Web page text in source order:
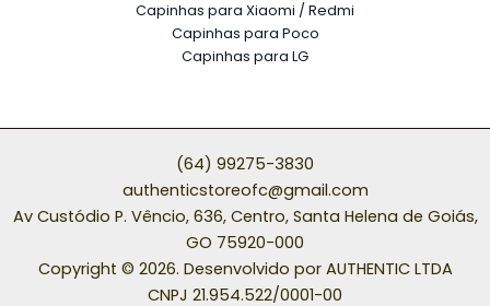
Capinhas para Xiaomi / Redmi
Capinhas para Poco
Capinhas para LG
(64) 99275-3830
authenticstoreofc@gmail.com
Av Custódio P. Vêncio, 636, Centro, Santa Helena de Goiás,
GO 75920-000
Copyright © 2026. Desenvolvido por AUTHENTIC LTDA
CNPJ 21.954.522/0001-00